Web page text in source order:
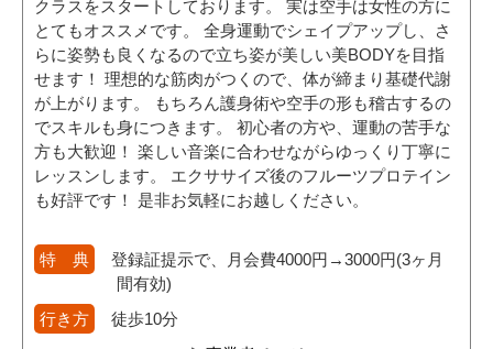
クラスをスタートしております。 実は空手は女性の方に
とてもオススメです。 全身運動でシェイプアップし、さ
らに姿勢も良くなるので立ち姿が美しい美BODYを目指
せます！ 理想的な筋肉がつくので、体が締まり基礎代謝
が上がります。 もちろん護身術や空手の形も稽古するの
でスキルも身につきます。 初心者の方や、運動の苦手な
方も大歓迎！ 楽しい音楽に合わせながらゆっくり丁寧に
レッスンします。 エクササイズ後のフルーツプロテイン
も好評です！ 是非お気軽にお越しください。
特 典
登録証提示で、月会費4000円→3000円(3ヶ月
間有効)
行き方
徒歩10分